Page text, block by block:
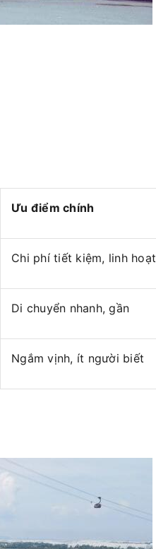
Ưu điểm chính
Chi phí tiết kiệm, linh hoạt
Di chuyển nhanh, gần
Ngắm vịnh, ít người biết